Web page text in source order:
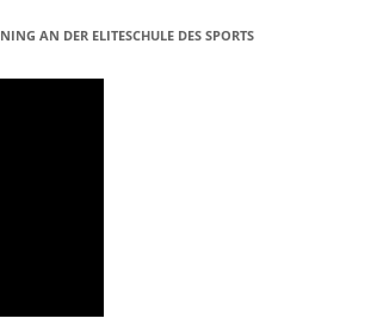
AN DER ELITESCHULE DES SPORTS